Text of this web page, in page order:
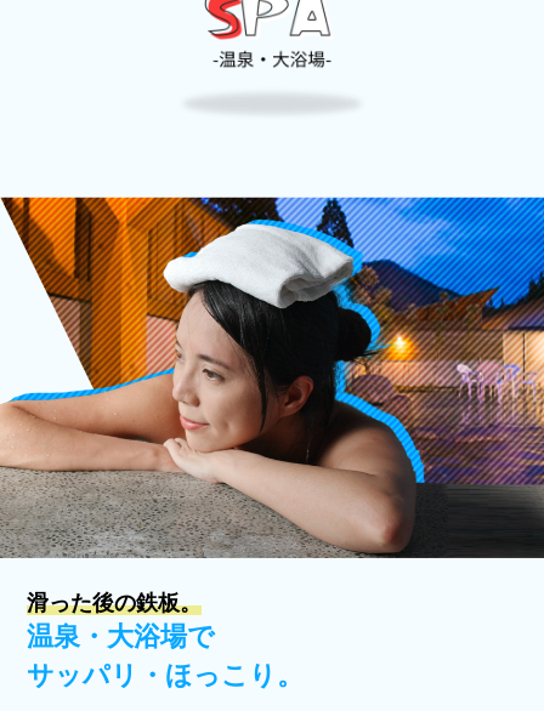
滑った後の鉄板。
温泉・大浴場で
サッパリ・ほっこり。